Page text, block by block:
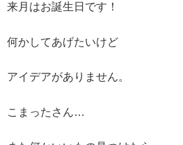
来月はお誕生日です！
何かしてあげたいけど
アイデアがありません。
こまったさん…